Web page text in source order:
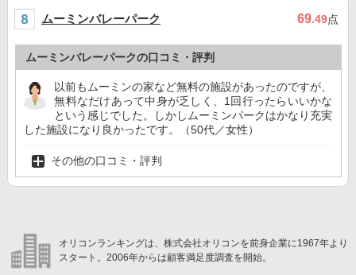
ムーミンバレーパーク 69.49点
ムーミンバレーパークの口コミ・評判
以前もムーミンの家など無料の施設があったのですが、
無料なだけあって中身が乏しく、1回行ったらいいかな
という感じでした。しかしムーミンパークはかなり充実
した施設になり良かったです。（50代／女性）
その他の口コミ・評判
オリコンランキングは、株式会社オリコンを前身企業に1967年より
スタート。2006年からは顧客満足度調査を開始。